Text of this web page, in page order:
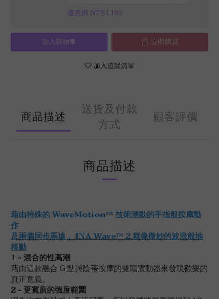
優惠價 NT$1,180
加入購物車 立即購買
加入追蹤清單
商品描述
送貨及付款
方式
顧客評價
商品描述
藉由特殊的 WaveMotion™ 技術湧動的手指般按摩動
作
及兩個同步馬達， INA Wave™ 2 就像微妙的波浪般地
移動
1 - 混合的性高潮
藉由這款融合 G 點與陰蒂按摩的雙頭震動器來發現歡樂的
真正意義。
2 - 更寬廣的強度範圍